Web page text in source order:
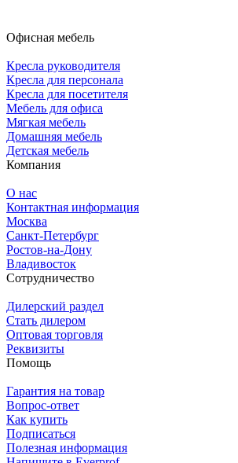
Офисная мебель
Кресла руководителя
Кресла для персонала
Кресла для посетителя
Мебель для офиса
Мягкая мебель
Домашняя мебель
Детская мебель
Компания
О нас
Контактная информация
Москва
Санкт-Петербург
Ростов-на-Дону
Владивосток
Сотрудничество
Дилерский раздел
Стать дилером
Оптовая торговля
Реквизиты
Помощь
Гарантия на товар
Вопрос-ответ
Как купить
Подписаться
Полезная информация